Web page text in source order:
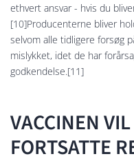
ethvert ansvar - hvis du
[10]Producenterne bliver
selvom alle tidligere forsøg
mislykket, idet de har
godkendelse.[11]
VACCINEN
FORTSATTE